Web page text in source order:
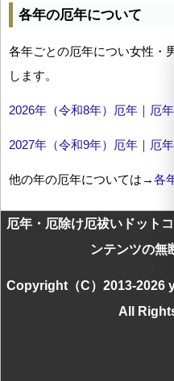
各年の厄年について
各年ごとの厄年につい女性・
します。
2026年（令和8年）厄年｜厄
2027年（令和9年）厄年｜厄
他の年の厄年については→各
厄年・厄除け厄祓いドット
ンテンツの無
Copyright（C）2013-2026
All